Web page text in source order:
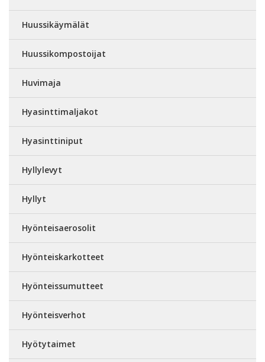
Huussikäymälät
Huussikompostoijat
Huvimaja
Hyasinttimaljakot
Hyasinttiniput
Hyllylevyt
Hyllyt
Hyönteisaerosolit
Hyönteiskarkotteet
Hyönteissumutteet
Hyönteisverhot
Hyötytaimet